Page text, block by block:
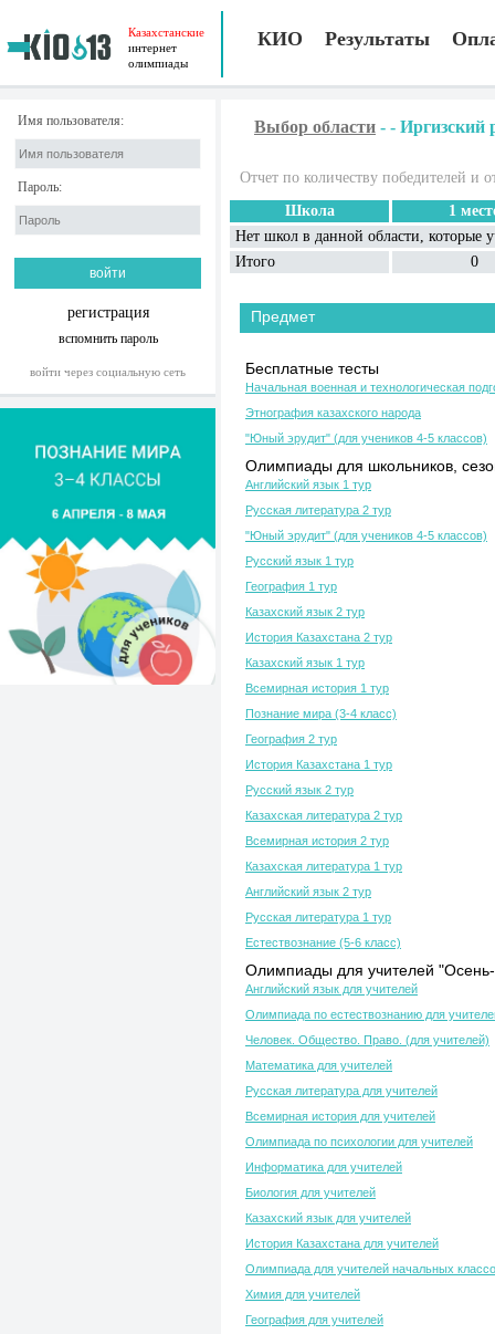
Казахстанские
интернет
олимпиады
КИО Результаты
Имя пользователя:
Пароль:
регистрация
вспомнить пароль
войти через социальную сеть
Выбор области - - Иргизский
Отчет по количеству победителей и
Школа
1
Нет школ в данной области, которые
Итого
0
Предмет
Бесплатные тесты
Начальная военная и технологическая
Этнография казахского народа
"Юный эрудит" (для учеников 4-5 классов)
Олимпиады для школьников,
Английский язык 1 тур
Русская литература 2 тур
"Юный эрудит" (для учеников 4-5 классов)
Русский язык 1 тур
География 1 тур
Казахский язык 2 тур
История Казахстана 2 тур
Казахский язык 1 тур
Всемирная история 1 тур
Познание мира (3-4 класс)
География 2 тур
История Казахстана 1 тур
Русский язык 2 тур
Казахская литература 2 тур
Всемирная история 2 тур
Казахская литература 1 тур
Английский язык 2 тур
Русская литература 1 тур
Естествознание (5-6 класс)
Олимпиады для учителей
Английский язык для учителей
Олимпиада по естествознанию для
Человек. Общество. Право. (для учителей)
Математика для учителей
Русская литература для учителей
Всемирная история для учителей
Олимпиада по психологии для учителей
Информатика для учителей
Биология для учителей
Казахский язык для учителей
История Казахстана для учителей
Олимпиада для учителей начальных
Химия для учителей
География для учителей